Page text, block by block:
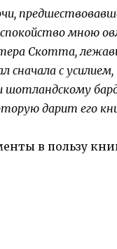
мною
Скотта,
сначала с
дарит его
в пользу